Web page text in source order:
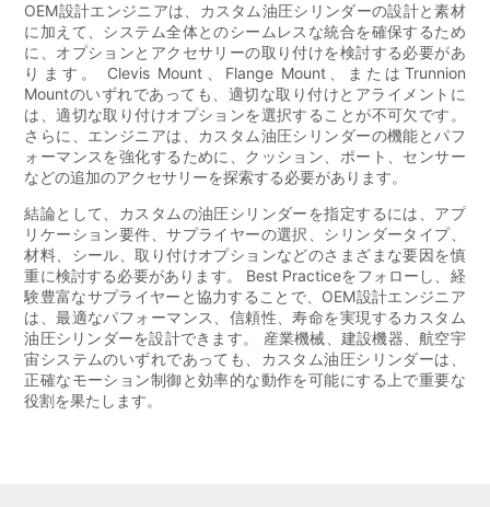
OEM設計エンジニアは、カスタム油圧シリンダーの設計と素材
に加えて、システム全体とのシームレスな統合を確保するため
に、オプションとアクセサリーの取り付けを検討する必要があ
ります。 Clevis Mount、Flange Mount、またはTrunnion
Mountのいずれであっても、適切な取り付けとアライメントに
は、適切な取り付けオプションを選択することが不可欠です。
さらに、エンジニアは、カスタム油圧シリンダーの機能とパフ
ォーマンスを強化するために、クッション、ポート、センサー
などの追加のアクセサリーを探索する必要があります。
結論として、カスタムの油圧シリンダーを指定するには、アプ
リケーション要件、サプライヤーの選択、シリンダータイプ、
材料、シール、取り付けオプションなどのさまざまな要因を慎
重に検討する必要があります。 Best Practiceをフォローし、経
験豊富なサプライヤーと協力することで、OEM設計エンジニア
は、最適なパフォーマンス、信頼性、寿命を実現するカスタム
油圧シリンダーを設計できます。 産業機械、建設機器、航空宇
宙システムのいずれであっても、カスタム油圧シリンダーは、
正確なモーション制御と効率的な動作を可能にする上で重要な
役割を果たします。